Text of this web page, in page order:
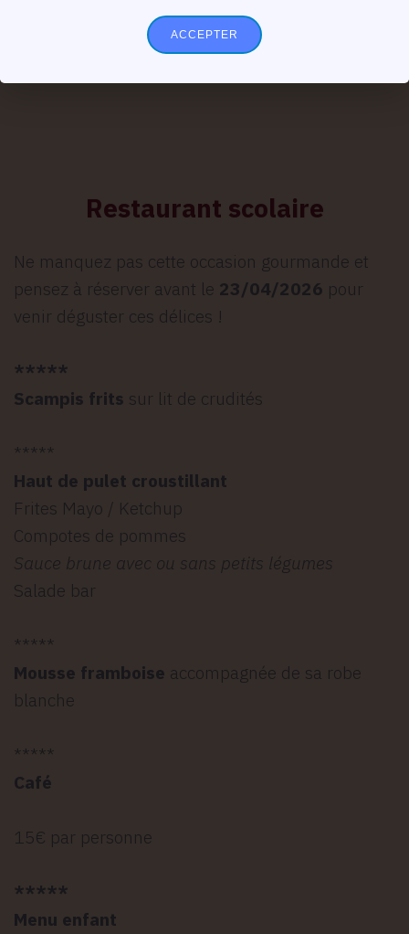
Restaurant scolaire
Ne manquez pas cette occasion gourmande et
pensez à réserver avant le 23/04/2026 pour
venir déguster ces délices !
*****
Scampis frits sur lit de crudités
*****
Haut de pulet croustillant
Frites Mayo / Ketchup
Compotes de pommes
Sauce brune avec ou sans petits légumes
Salade bar
*****
Mousse framboise accompagnée de sa robe
blanche
*****
Café
15€ par personne
*****
Menu enfant
ACCEPTER